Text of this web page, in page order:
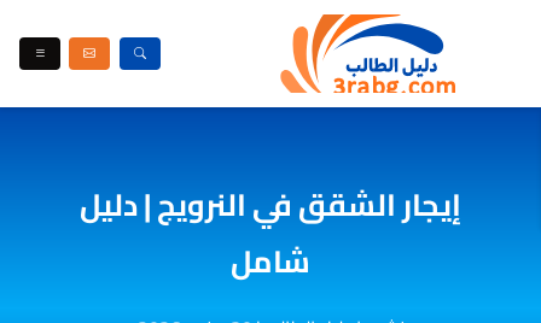
إيجار الشقق في النرويج | دليل
شامل